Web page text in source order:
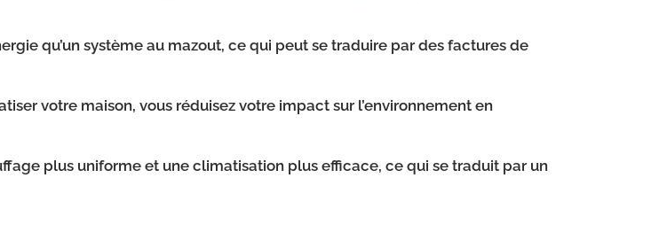
qu’un système au mazout, ce qui peut se traduire par des factures de
votre maison, vous réduisez votre impact sur l’environnement en
plus uniforme et une climatisation plus efficace, ce qui se traduit par un